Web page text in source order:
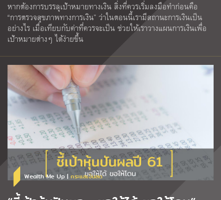
หากต้องการบรรลุเป้าหมายทางเงิน สิ่งที่ควรเริ่มลงมือทำก่อนคือ
“การตรวจสุขภาพทางการเงิน” ว่าในตอนนี้เรามีสถานะการเงินเป็น
อย่างไร เมื่อเทียบกับค่าที่ควรจะเป็น ช่วยให้เราวางแผนการเงินเพื่อ
เป้าหมายต่างๆ ได้ง่ายขึ้น
Wealth Me Up | กระแสเงินสด